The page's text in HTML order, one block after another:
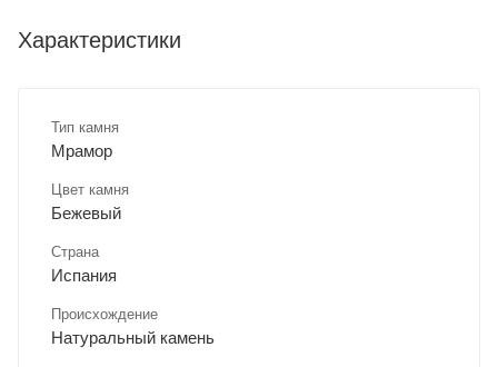
Характеристики
Тип камня
Мрамор
Цвет камня
Бежевый
Страна
Испания
Происхождение
Натуральный камень